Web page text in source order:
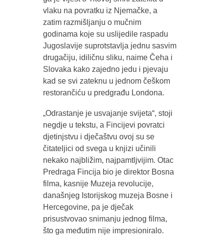
vlaku na povratku iz Njemačke, a
zatim razmišljanju o mučnim
godinama koje su uslijedile raspadu
Jugoslavije suprotstavlja jednu sasvim
drugačiju, idiličnu sliku, naime Čeha i
Slovaka kako zajedno jedu i pjevaju
kad se svi zateknu u jednom češkom
restorančiću u predgrađu Londona.
„Odrastanje je usvajanje svijeta“, stoji
negdje u tekstu, a Fincijevi povratci
djetinjstvu i dječaštvu ovoj su se
čitateljici od svega u knjizi učinili
nekako najbližim, najpamtljvijim. Otac
Predraga Fincija bio je direktor Bosna
filma, kasnije Muzeja revolucije,
današnjeg Istorijskog muzeja Bosne i
Hercegovine, pa je dječak
prisustvovao snimanju jednog filma,
što ga međutim nije impresioniralo.